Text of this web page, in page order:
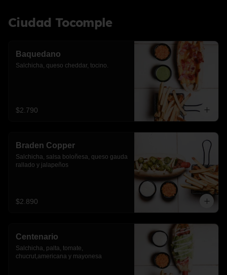
Ciudad Tocomple
Baquedano
Salchicha, queso cheddar, tocino.
$2.790
Braden Copper
Salchicha, salsa boloñesa, queso gauda
rallado y jalapeños
$2.890
Centenario
Salchicha, palta, tomate,
chucrut,americana y mayonesa